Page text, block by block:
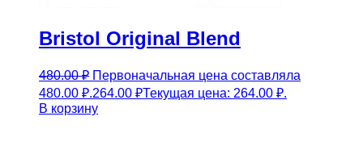
Bristol Original Blend
480.00₽ Первоначальная цена составляла
480.00 ₽.264.00 ₽Текущая цена: 264.00 ₽.
В корзину